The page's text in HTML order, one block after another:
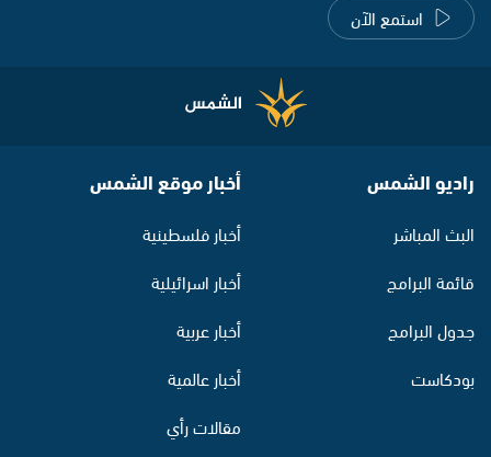
استمع الآن
راديو الشمس
البث المباشر
قائمة البرامج
جدول البرامج
بودكاست
أخبار موقع الشمس
أخبار فلسطينية
أخبار اسرائيلية
أخبار عربية
أخبار عالمية
مقالات رأي